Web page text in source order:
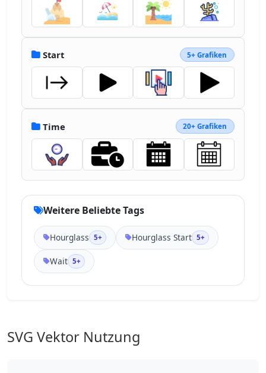
Start 5+ Grafiken
Time 20+ Grafiken
Weitere Beliebte Tags
Hourglass 5+ Hourglass Start 5+
Wait 5+
SVG Vektor Nutzung